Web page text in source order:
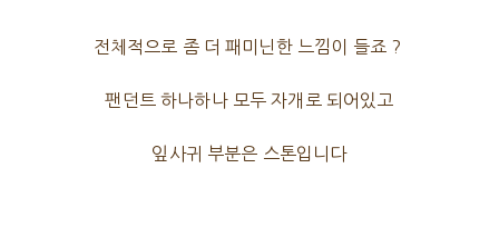
전체적으로 좀 더 패미닌한 느낌이 들죠 ?
팬던트 하나하나 모두 자개로 되어있고
잎사귀 부분은 스톤입니다